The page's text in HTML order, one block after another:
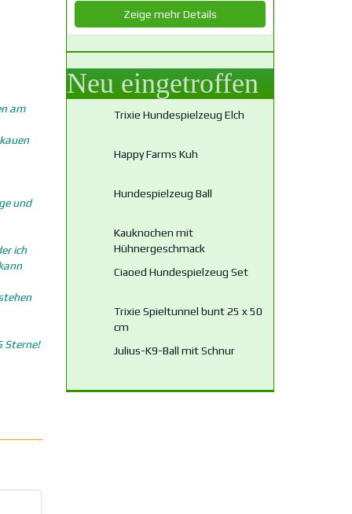
am
und
ich
Sterne!
Zeige mehr Details
Neu eingetroffen
Trixie Hundespielzeug Elch
Happy Farms Kuh
Hundespielzeug Ball
Kauknochen mit
Hühnergeschmack
Ciaoed Hundespielzeug Set
Trixie Spieltunnel bunt 25 x 50
cm
Julius-K9-Ball mit Schnur